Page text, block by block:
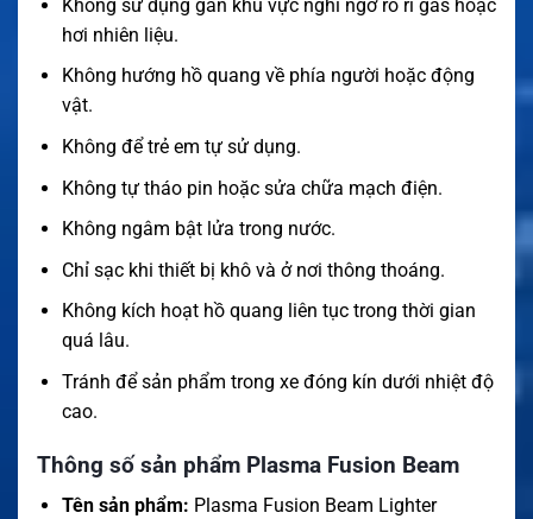
Không sử dụng gần khu vực nghi ngờ rò rỉ gas hoặc
hơi nhiên liệu.
Không hướng hồ quang về phía người hoặc động
vật.
Không để trẻ em tự sử dụng.
Không tự tháo pin hoặc sửa chữa mạch điện.
Không ngâm bật lửa trong nước.
Chỉ sạc khi thiết bị khô và ở nơi thông thoáng.
Không kích hoạt hồ quang liên tục trong thời gian
quá lâu.
Tránh để sản phẩm trong xe đóng kín dưới nhiệt độ
cao.
Thông số sản phẩm Plasma Fusion Beam
Tên sản phẩm: Plasma Fusion Beam Lighter